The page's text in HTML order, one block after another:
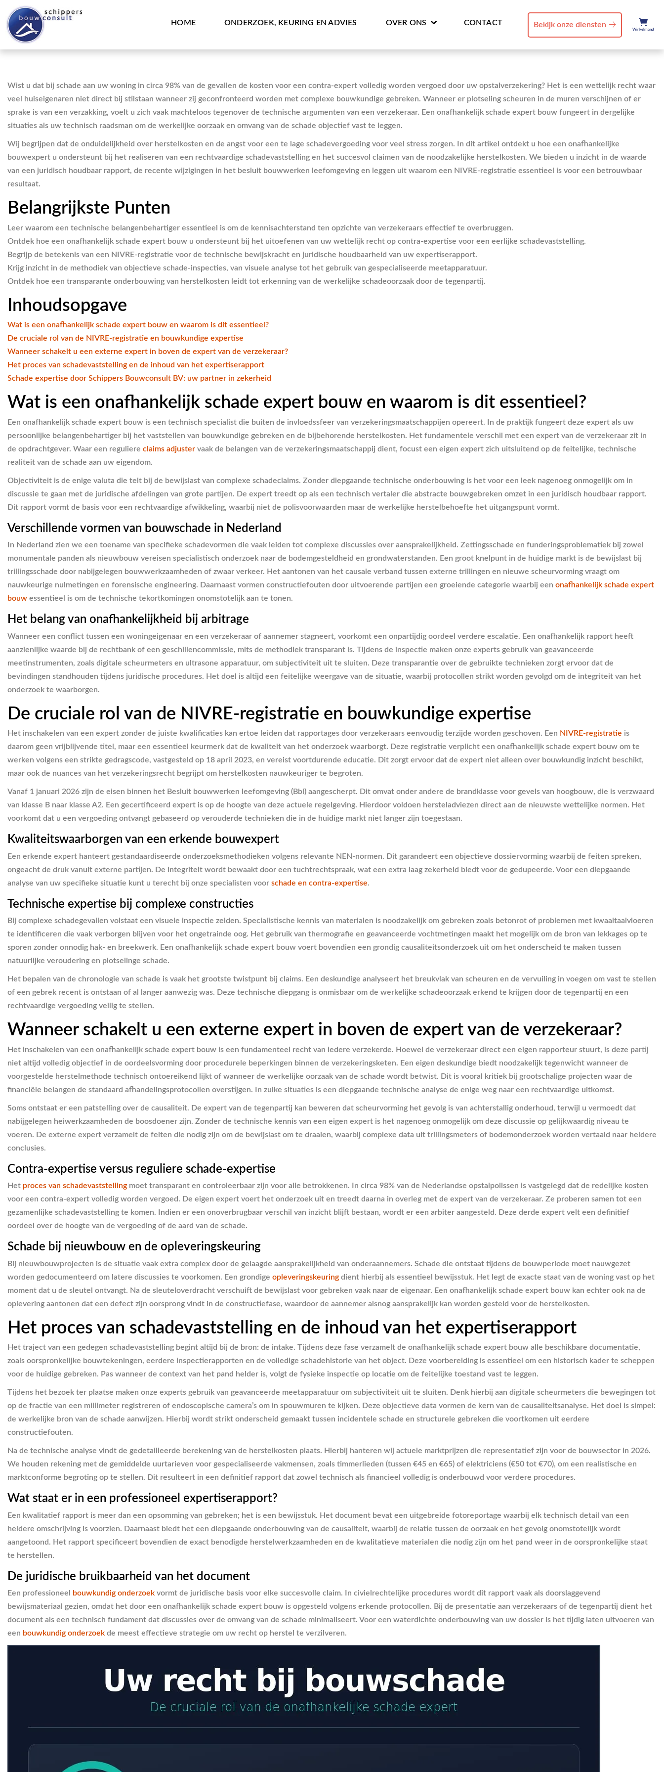
HOME ONDERZOEK, KEURING EN ADVIES OVER ONS CONTACT
Winkelmand
Bekijk onze diensten
Wist u dat bij schade aan uw woning in circa 98% van de gevallen de kosten voor een contra-expert volledig worden vergoed door uw opstalverzekering? Het is een wettelijk recht waar
veel huiseigenaren niet direct bij stilstaan wanneer zij geconfronteerd worden met complexe bouwkundige gebreken. Wanneer er plotseling scheuren in de muren verschijnen of er
sprake is van een verzakking, voelt u zich vaak machteloos tegenover de technische argumenten van een verzekeraar. Een onafhankelijk schade expert bouw fungeert in dergelijke
situaties als uw technisch raadsman om de werkelijke oorzaak en omvang van de schade objectief vast te leggen.
Wij begrijpen dat de onduidelijkheid over herstelkosten en de angst voor een te lage schadevergoeding voor veel stress zorgen. In dit artikel ontdekt u hoe een onafhankelijke
bouwexpert u ondersteunt bij het realiseren van een rechtvaardige schadevaststelling en het succesvol claimen van de noodzakelijke herstelkosten. We bieden u inzicht in de waarde
van een juridisch houdbaar rapport, de recente wijzigingen in het besluit bouwwerken leefomgeving en leggen uit waarom een NIVRE-registratie essentieel is voor een betrouwbaar
resultaat.
Belangrijkste Punten
Leer waarom een technische belangenbehartiger essentieel is om de kennisachterstand ten opzichte van verzekeraars effectief te overbruggen.
Ontdek hoe een onafhankelijk schade expert bouw u ondersteunt bij het uitoefenen van uw wettelijk recht op contra-expertise voor een eerlijke schadevaststelling.
Begrijp de betekenis van een NIVRE-registratie voor de technische bewijskracht en juridische houdbaarheid van uw expertiserapport.
Krijg inzicht in de methodiek van objectieve schade-inspecties, van visuele analyse tot het gebruik van gespecialiseerde meetapparatuur.
Ontdek hoe een transparante onderbouwing van herstelkosten leidt tot erkenning van de werkelijke schadeoorzaak door de tegenpartij.
Inhoudsopgave
Wat is een onafhankelijk schade expert bouw en waarom is dit essentieel?
De cruciale rol van de NIVRE-registratie en bouwkundige expertise
Wanneer schakelt u een externe expert in boven de expert van de verzekeraar?
Het proces van schadevaststelling en de inhoud van het expertiserapport
Schade expertise door Schippers Bouwconsult BV: uw partner in zekerheid
Wat is een onafhankelijk schade expert bouw en waarom is dit essentieel?
Een onafhankelijk schade expert bouw is een technisch specialist die buiten de invloedssfeer van verzekeringsmaatschappijen opereert. In de praktijk fungeert deze expert als uw
persoonlijke belangenbehartiger bij het vaststellen van bouwkundige gebreken en de bijbehorende herstelkosten. Het fundamentele verschil met een expert van de verzekeraar zit in
de opdrachtgever. Waar een reguliere claims adjuster vaak de belangen van de verzekeringsmaatschappij dient, focust een eigen expert zich uitsluitend op de feitelijke, technische
realiteit van de schade aan uw eigendom.
Objectiviteit is de enige valuta die telt bij de bewijslast van complexe schadeclaims. Zonder diepgaande technische onderbouwing is het voor een leek nagenoeg onmogelijk om in
discussie te gaan met de juridische afdelingen van grote partijen. De expert treedt op als een technisch vertaler die abstracte bouwgebreken omzet in een juridisch houdbaar rapport.
Dit rapport vormt de basis voor een rechtvaardige afwikkeling, waarbij niet de polisvoorwaarden maar de werkelijke herstelbehoefte het uitgangspunt vormt.
Verschillende vormen van bouwschade in Nederland
In Nederland zien we een toename van specifieke schadevormen die vaak leiden tot complexe discussies over aansprakelijkheid. Zettingsschade en funderingsproblematiek bij zowel
monumentale panden als nieuwbouw vereisen specialistisch onderzoek naar de bodemgesteldheid en grondwaterstanden. Een groot knelpunt in de huidige markt is de bewijslast bij
trillingsschade door nabijgelegen bouwwerkzaamheden of zwaar verkeer. Het aantonen van het causale verband tussen externe trillingen en nieuwe scheurvorming vraagt om
nauwkeurige nulmetingen en forensische engineering. Daarnaast vormen constructiefouten door uitvoerende partijen een groeiende categorie waarbij een onafhankelijk schade expert
bouw essentieel is om de technische tekortkomingen onomstotelijk aan te tonen.
Het belang van onafhankelijkheid bij arbitrage
Wanneer een conflict tussen een woningeigenaar en een verzekeraar of aannemer stagneert, voorkomt een onpartijdig oordeel verdere escalatie. Een onafhankelijk rapport heeft
aanzienlijke waarde bij de rechtbank of een geschillencommissie, mits de methodiek transparant is. Tijdens de inspectie maken onze experts gebruik van geavanceerde
meetinstrumenten, zoals digitale scheurmeters en ultrasone apparatuur, om subjectiviteit uit te sluiten. Deze transparantie over de gebruikte technieken zorgt ervoor dat de
bevindingen standhouden tijdens juridische procedures. Het doel is altijd een feitelijke weergave van de situatie, waarbij protocollen strikt worden gevolgd om de integriteit van het
onderzoek te waarborgen.
De cruciale rol van de NIVRE-registratie en bouwkundige expertise
Het inschakelen van een expert zonder de juiste kwalificaties kan ertoe leiden dat rapportages door verzekeraars eenvoudig terzijde worden geschoven. Een NIVRE-registratie is
daarom geen vrijblijvende titel, maar een essentieel keurmerk dat de kwaliteit van het onderzoek waarborgt. Deze registratie verplicht een onafhankelijk schade expert bouw om te
werken volgens een strikte gedragscode, vastgesteld op 18 april 2023, en vereist voortdurende educatie. Dit zorgt ervoor dat de expert niet alleen over bouwkundig inzicht beschikt,
maar ook de nuances van het verzekeringsrecht begrijpt om herstelkosten nauwkeuriger te begroten.
Vanaf 1 januari 2026 zijn de eisen binnen het Besluit bouwwerken leefomgeving (Bbl) aangescherpt. Dit omvat onder andere de brandklasse voor gevels van hoogbouw, die is verzwaard
van klasse B naar klasse A2. Een gecertificeerd expert is op de hoogte van deze actuele regelgeving. Hierdoor voldoen hersteladviezen direct aan de nieuwste wettelijke normen. Het
voorkomt dat u een vergoeding ontvangt gebaseerd op verouderde technieken die in de huidige markt niet langer zijn toegestaan.
Kwaliteitswaarborgen van een erkende bouwexpert
Een erkende expert hanteert gestandaardiseerde onderzoeksmethodieken volgens relevante NEN-normen. Dit garandeert een objectieve dossiervorming waarbij de feiten spreken,
ongeacht de druk vanuit externe partijen. De integriteit wordt bewaakt door een tuchtrechtspraak, wat een extra laag zekerheid biedt voor de gedupeerde. Voor een diepgaande
analyse van uw specifieke situatie kunt u terecht bij onze specialisten voor schade en contra-expertise.
Technische expertise bij complexe constructies
Bij complexe schadegevallen volstaat een visuele inspectie zelden. Specialistische kennis van materialen is noodzakelijk om gebreken zoals betonrot of problemen met kwaaitaalvloeren
te identificeren die vaak verborgen blijven voor het ongetrainde oog. Het gebruik van thermografie en geavanceerde vochtmetingen maakt het mogelijk om de bron van lekkages op te
sporen zonder onnodig hak- en breekwerk. Een onafhankelijk schade expert bouw voert bovendien een grondig causaliteitsonderzoek uit om het onderscheid te maken tussen
natuurlijke veroudering en plotselinge schade.
Het bepalen van de chronologie van schade is vaak het grootste twistpunt bij claims. Een deskundige analyseert het breukvlak van scheuren en de vervuiling in voegen om vast te stellen
of een gebrek recent is ontstaan of al langer aanwezig was. Deze technische diepgang is onmisbaar om de werkelijke schadeoorzaak erkend te krijgen door de tegenpartij en een
rechtvaardige vergoeding veilig te stellen.
Wanneer schakelt u een externe expert in boven de expert van de verzekeraar?
Het inschakelen van een onafhankelijk schade expert bouw is een fundamenteel recht van iedere verzekerde. Hoewel de verzekeraar direct een eigen rapporteur stuurt, is deze partij
niet altijd volledig objectief in de oordeelsvorming door procedurele beperkingen binnen de verzekeringsketen. Een eigen deskundige biedt noodzakelijk tegenwicht wanneer de
voorgestelde herstelmethode technisch ontoereikend lijkt of wanneer de werkelijke oorzaak van de schade wordt betwist. Dit is vooral kritiek bij grootschalige projecten waar de
financiële belangen de standaard afhandelingsprotocollen overstijgen. In zulke situaties is een diepgaande technische analyse de enige weg naar een rechtvaardige uitkomst.
Soms ontstaat er een patstelling over de causaliteit. De expert van de tegenpartij kan beweren dat scheurvorming het gevolg is van achterstallig onderhoud, terwijl u vermoedt dat
nabijgelegen heiwerkzaamheden de boosdoener zijn. Zonder de technische kennis van een eigen expert is het nagenoeg onmogelijk om deze discussie op gelijkwaardig niveau te
voeren. De externe expert verzamelt de feiten die nodig zijn om de bewijslast om te draaien, waarbij complexe data uit trillingsmeters of bodemonderzoek worden vertaald naar heldere
conclusies.
Contra-expertise versus reguliere schade-expertise
Het proces van schadevaststelling moet transparant en controleerbaar zijn voor alle betrokkenen. In circa 98% van de Nederlandse opstalpolissen is vastgelegd dat de redelijke kosten
voor een contra-expert volledig worden vergoed. De eigen expert voert het onderzoek uit en treedt daarna in overleg met de expert van de verzekeraar. Ze proberen samen tot een
gezamenlijke schadevaststelling te komen. Indien er een onoverbrugbaar verschil van inzicht blijft bestaan, wordt er een arbiter aangesteld. Deze derde expert velt een definitief
oordeel over de hoogte van de vergoeding of de aard van de schade.
Schade bij nieuwbouw en de opleveringskeuring
Bij nieuwbouwprojecten is de situatie vaak extra complex door de gelaagde aansprakelijkheid van onderaannemers. Schade die ontstaat tijdens de bouwperiode moet nauwgezet
worden gedocumenteerd om latere discussies te voorkomen. Een grondige opleveringskeuring dient hierbij als essentieel bewijsstuk. Het legt de exacte staat van de woning vast op het
moment dat u de sleutel ontvangt. Na de sleuteloverdracht verschuift de bewijslast voor gebreken vaak naar de eigenaar. Een onafhankelijk schade expert bouw kan echter ook na de
oplevering aantonen dat een defect zijn oorsprong vindt in de constructiefase, waardoor de aannemer alsnog aansprakelijk kan worden gesteld voor de herstelkosten.
Het proces van schadevaststelling en de inhoud van het expertiserapport
Het traject van een gedegen schadevaststelling begint altijd bij de bron: de intake. Tijdens deze fase verzamelt de onafhankelijk schade expert bouw alle beschikbare documentatie,
zoals oorspronkelijke bouwtekeningen, eerdere inspectierapporten en de volledige schadehistorie van het object. Deze voorbereiding is essentieel om een historisch kader te scheppen
voor de huidige gebreken. Pas wanneer de context van het pand helder is, volgt de fysieke inspectie op locatie om de feitelijke toestand vast te leggen.
Tijdens het bezoek ter plaatse maken onze experts gebruik van geavanceerde meetapparatuur om subjectiviteit uit te sluiten. Denk hierbij aan digitale scheurmeters die bewegingen tot
op de fractie van een millimeter registreren of endoscopische camera’s om in spouwmuren te kijken. Deze objectieve data vormen de kern van de causaliteitsanalyse. Het doel is simpel:
de werkelijke bron van de schade aanwijzen. Hierbij wordt strikt onderscheid gemaakt tussen incidentele schade en structurele gebreken die voortkomen uit eerdere
constructiefouten.
Na de technische analyse vindt de gedetailleerde berekening van de herstelkosten plaats. Hierbij hanteren wij actuele marktprijzen die representatief zijn voor de bouwsector in 2026.
We houden rekening met de gemiddelde uurtarieven voor gespecialiseerde vakmensen, zoals timmerlieden (tussen €45 en €65) of elektriciens (€50 tot €70), om een realistische en
marktconforme begroting op te stellen. Dit resulteert in een definitief rapport dat zowel technisch als financieel volledig is onderbouwd voor verdere procedures.
Wat staat er in een professioneel expertiserapport?
Een kwalitatief rapport is meer dan een opsomming van gebreken; het is een bewijsstuk. Het document bevat een uitgebreide fotoreportage waarbij elk technisch detail van een
heldere omschrijving is voorzien. Daarnaast biedt het een diepgaande onderbouwing van de causaliteit, waarbij de relatie tussen de oorzaak en het gevolg onomstotelijk wordt
aangetoond. Het rapport specificeert bovendien de exact benodigde herstelwerkzaamheden en de kwalitatieve materialen die nodig zijn om het pand weer in de oorspronkelijke staat
te herstellen.
De juridische bruikbaarheid van het document
Een professioneel bouwkundig onderzoek vormt de juridische basis voor elke succesvolle claim. In civielrechtelijke procedures wordt dit rapport vaak als doorslaggevend
bewijsmateriaal gezien, omdat het door een onafhankelijk schade expert bouw is opgesteld volgens erkende protocollen. Bij de presentatie aan verzekeraars of de tegenpartij dient het
document als een technisch fundament dat discussies over de omvang van de schade minimaliseert. Voor een waterdichte onderbouwing van uw dossier is het tijdig laten uitvoeren van
een bouwkundig onderzoek de meest effectieve strategie om uw recht op herstel te verzilveren.